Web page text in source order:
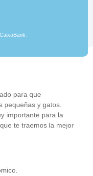
para que
pequeñas y gatos.
importante para la
te traemos la mejor